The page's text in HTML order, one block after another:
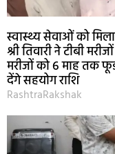
स्वास्थ्य सेवाओं को
श्री तिवारी ने टीबी
मरीजों को 6 माह तक
देंगे सहयोग राशि
RashtraRakshak